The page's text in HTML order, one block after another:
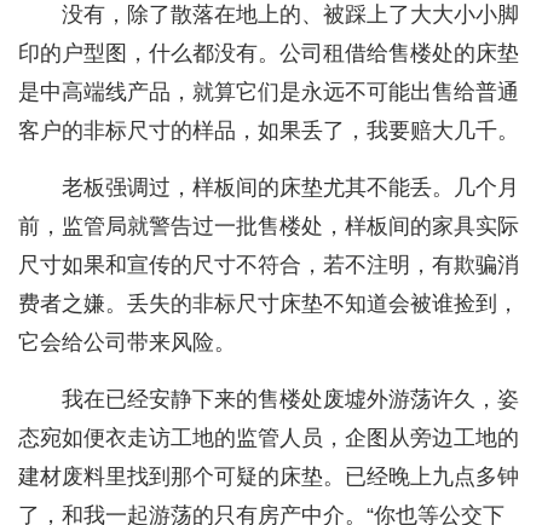
没有，除了散落在地上的、被踩上了大大小小脚
印的户型图，什么都没有。公司租借给售楼处的床垫
是中高端线产品，就算它们是永远不可能出售给普通
客户的非标尺寸的样品，如果丢了，我要赔大几千。
老板强调过，样板间的床垫尤其不能丢。几个月
前，监管局就警告过一批售楼处，样板间的家具实际
尺寸如果和宣传的尺寸不符合，若不注明，有欺骗消
费者之嫌。丢失的非标尺寸床垫不知道会被谁捡到，
它会给公司带来风险。
我在已经安静下来的售楼处废墟外游荡许久，姿
态宛如便衣走访工地的监管人员，企图从旁边工地的
建材废料里找到那个可疑的床垫。已经晚上九点多钟
了，和我一起游荡的只有房产中介。“你也等公交下